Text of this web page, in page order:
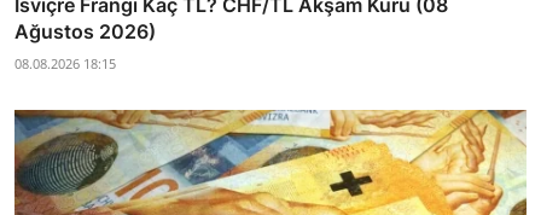
Ağustos 2026)
08.08.2026 18:15